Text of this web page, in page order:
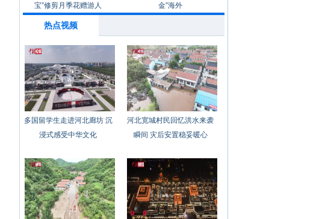
宝”修剪月季花赠游人
金”海外
热点视频
多国留学生走进河北廊坊 沉
浸式感受中华文化
河北宽城村民回忆洪水来袭
瞬间 灾后安置稳妥暖心